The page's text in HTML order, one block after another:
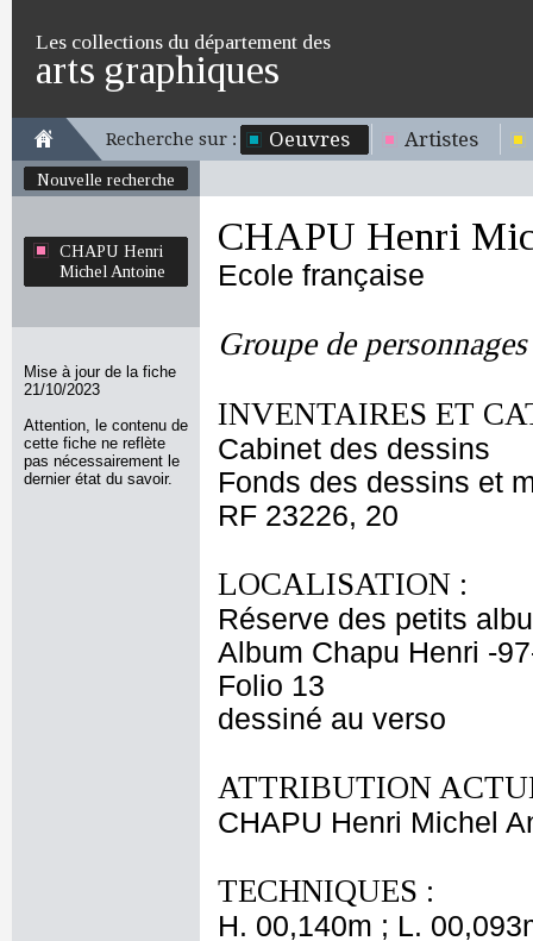
Les collections du département des
arts graphiques
Recherche sur : Oeuvres Artistes
Nouvelle recherche
CHAPU Henri
Michel Antoine
Mise à jour de la fiche
21/10/2023
Attention, le contenu de
cette fiche ne reflète
pas nécessairement le
dernier état du savoir.
CHAPU Henri
Ecole française
Groupe de personnages
INVENTAIRES ET
Cabinet des dessins
Fonds des dessins et
RF 23226, 20
LOCALISATION :
Réserve des petits
Album Chapu Henri -
Folio 13
dessiné au verso
ATTRIBUTION
CHAPU Henri Michel
TECHNIQUES :
H. 00,140m ; L.